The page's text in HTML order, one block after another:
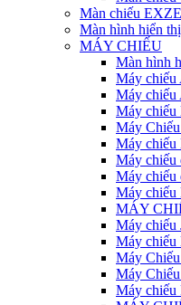
Màn chiếu
Màn hình hiển
MÁY CHIẾU
Màn hình
Máy chiếu
Máy chiếu
Máy
Máy
Máy
Máy chiếu
Máy chiếu
Máy chiếu
MÁY
Máy
Máy chiếu
Máy
Máy
Máy